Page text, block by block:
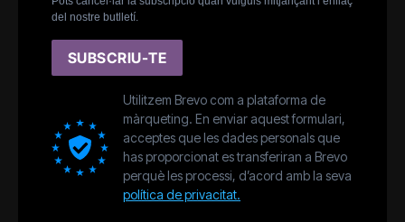
del nostre butlletí.
SUBSCRIU-TE
Utilitzem Brevo com a plataforma de
màrqueting. En enviar aquest formulari,
acceptes que les dades personals que
has proporcionat es transferiran a Brevo
perquè les processi, d’acord amb la seva
política de privacitat.